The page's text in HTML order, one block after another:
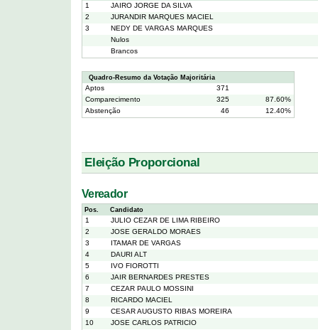
1
JAIRO JORGE DA SILVA
2
JURANDIR MARQUES MACIEL
3
NEDY DE VARGAS MARQUES
Nulos
Brancos
Quadro-Resumo da Votação Majoritária
Aptos
371
Comparecimento
325
87.60%
Abstenção
46 12.40%
Eleição Proporcional
Vereador
Pos. Candidato
1
JULIO CEZAR DE LIMA RIBEIRO
2
JOSE GERALDO MORAES
3
ITAMAR DE VARGAS
4
DAURI ALT
5
IVO FIOROTTI
6
JAIR BERNARDES PRESTES
7
CEZAR PAULO MOSSINI
8
RICARDO MACIEL
9
CESAR AUGUSTO RIBAS MOREIRA
10
JOSE CARLOS PATRICIO